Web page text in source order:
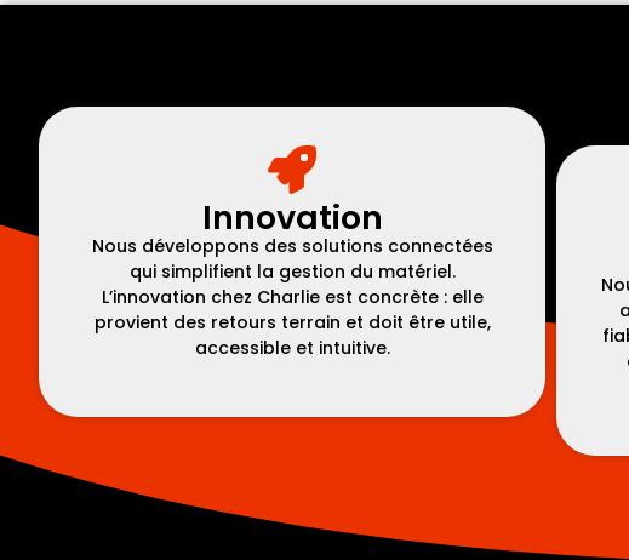
Innovation
Nous développons des solutions connectées
qui simplifient la gestion du matériel.
L’innovation chez Charlie est concrète : elle
provient des retours terrain et doit être utile,
accessible et intuitive.